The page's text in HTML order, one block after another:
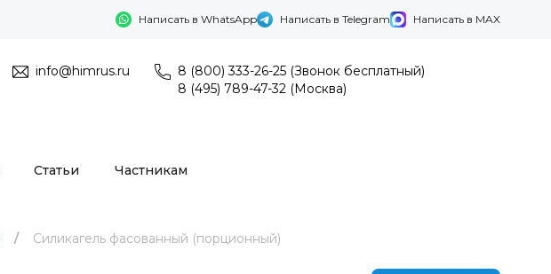
Написать в WhatsApp Написать в Telegram Написать в MAX
info@himrus.ru
8 (800) 333-26-25 (Звонок бесплатный)
8 (495) 789-47-32 (Москва)
Статьи Частникам
Силикагель фасованный (порционный)